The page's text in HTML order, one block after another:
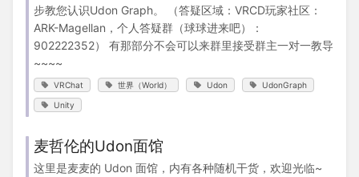
步教您认识Udon Graph。 （答疑区域：VRCD玩家社区：
ARK-Magellan，个人答疑群（球球进来吧）：
902222352） 有那部分不会可以来群里接受群主一对一教导
~~~~
VRChat 世界（World） Udon UdonGraph
Unity
麦哲伦的Udon面馆
这里是麦麦的 Udon 面馆，内有各种随机干货，欢迎光临~